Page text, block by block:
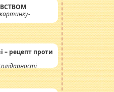
картинку-
– рецепт проти